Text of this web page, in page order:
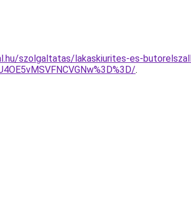
szolgaltatas/lakaskiurites-es-
.